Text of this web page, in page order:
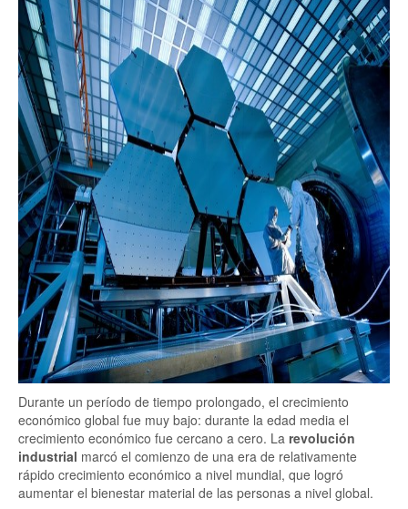
Durante un período de tiempo prolongado, el crecimiento
económico global fue muy bajo: durante la edad media el
crecimiento económico fue cercano a cero. La revolución
industrial marcó el comienzo de una era de relativamente
rápido crecimiento económico a nivel mundial, que logró
aumentar el bienestar material de las personas a nivel global.